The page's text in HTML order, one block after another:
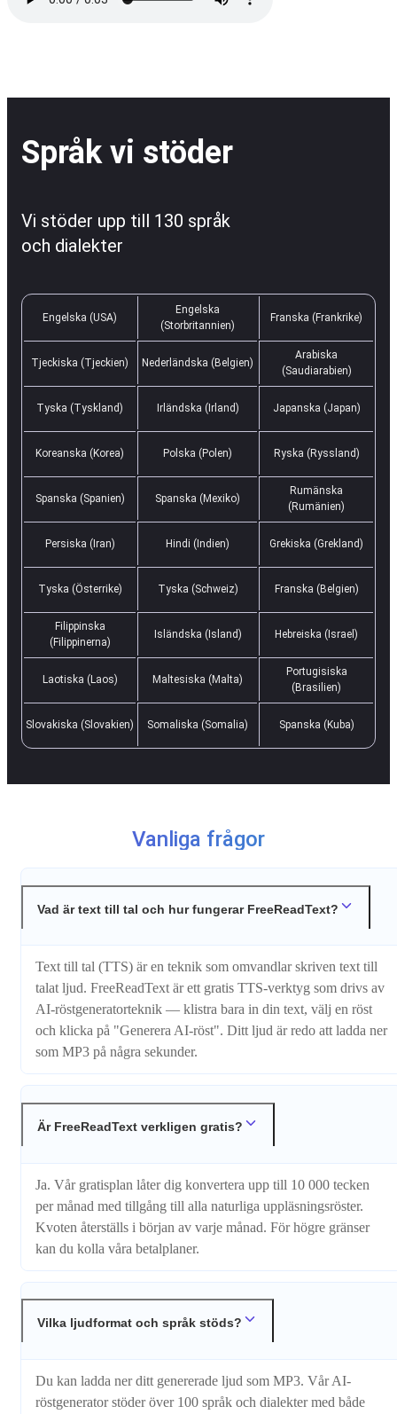
Språk vi stöder
Vi stöder upp till 130 språk
och dialekter
Engelska (USA)
Engelska
(Storbritannien)
Franska (Frankrike)
Tjeckiska (Tjeckien) Nederländska (Belgien)
Arabiska
(Saudiarabien)
Tyska (Tyskland) Irländska (Irland) Japanska (Japan)
Koreanska (Korea) Polska (Polen) Ryska (Ryssland)
Spanska (Spanien) Spanska (Mexiko)
Rumänska
(Rumänien)
Persiska (Iran) Hindi (Indien) Grekiska (Grekland)
Tyska (Österrike) Tyska (Schweiz) Franska (Belgien)
Filippinska
(Filippinerna)
Isländska (Island) Hebreiska (Israel)
Laotiska (Laos) Maltesiska (Malta)
Portugisiska
(Brasilien)
Slovakiska (Slovakien) Somaliska (Somalia) Spanska (Kuba)
Vanliga frågor
Vad är text till tal och hur fungerar FreeReadText?
Text till tal (TTS) är en teknik som omvandlar skriven text till
talat ljud. FreeReadText är ett gratis TTS-verktyg som drivs av
AI-röstgeneratorteknik — klistra bara in din text, välj en röst
och klicka på "Generera AI-röst". Ditt ljud är redo att ladda ner
som MP3 på några sekunder.
Är FreeReadText verkligen gratis?
Ja. Vår gratisplan låter dig konvertera upp till 10 000 tecken
per månad med tillgång till alla naturliga uppläsningsröster.
Kvoten återställs i början av varje månad. För högre gränser
kan du kolla våra betalplaner.
Vilka ljudformat och språk stöds?
Du kan ladda ner ditt genererade ljud som MP3. Vår AI-
röstgenerator stöder över 100 språk och dialekter med både